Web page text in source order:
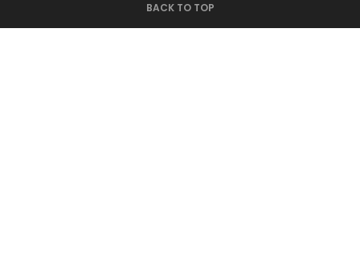
BACK TO TOP